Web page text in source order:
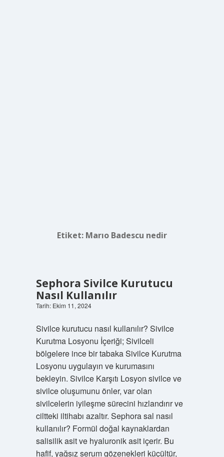
Etiket: Marıo Badescu nedir
Sephora Sivilce Kurutucu
Nasıl Kullanılır
Tarih: Ekim 11, 2024
Sivilce kurutucu nasıl kullanılır? Sivilce
Kurutma Losyonu İçeriği; Sivilceli
bölgelere ince bir tabaka Sivilce Kurutma
Losyonu uygulayın ve kurumasını
bekleyin. Sivilce Karşıtı Losyon sivilce ve
sivilce oluşumunu önler, var olan
sivilcelerin iyileşme sürecini hızlandırır ve
ciltteki iltihabı azaltır. Sephora sal nasıl
kullanılır? Formül doğal kaynaklardan
salisilik asit ve hyaluronik asit içerir. Bu
hafif, yağsız serum gözenekleri küçültür,